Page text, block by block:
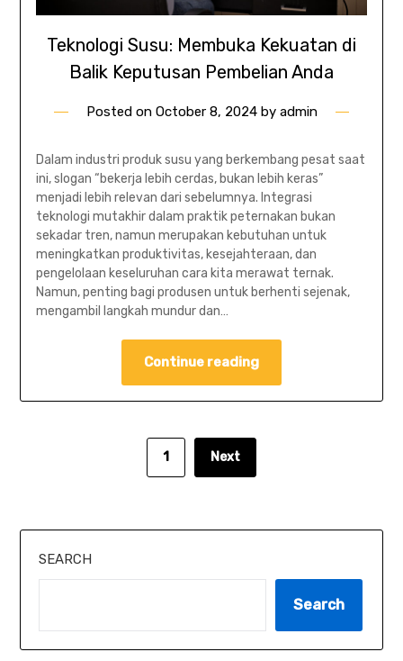
Teknologi Susu: Membuka Kekuatan di
Balik Keputusan Pembelian Anda
Posted on October 8, 2024by admin
Dalam industri produk susu yang berkembang pesat saat
ini, slogan “bekerja lebih cerdas, bukan lebih keras”
menjadi lebih relevan dari sebelumnya. Integrasi
teknologi mutakhir dalam praktik peternakan bukan
sekadar tren, namun merupakan kebutuhan untuk
meningkatkan produktivitas, kesejahteraan, dan
pengelolaan keseluruhan cara kita merawat ternak.
Namun, penting bagi produsen untuk berhenti sejenak,
mengambil langkah mundur dan…
Continue reading
1 Next
SEARCH
Search